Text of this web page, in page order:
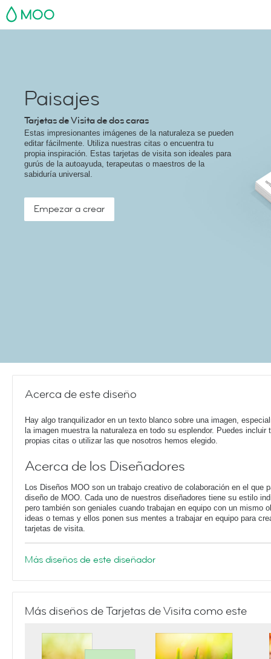
MOO
Paisajes
Tarjetas de Visita de dos caras
Estas impresionantes imágenes de la naturaleza se pueden
editar fácilmente. Utiliza nuestras citas o encuentra tu
propia inspiración. Estas tarjetas de visita son ideales para
gurús de la autoayuda, terapeutas o maestros de la
sabiduría universal.
Empezar a crear
Acerca de este diseño
Hay algo tranquilizador en un texto blanco sobre una imagen,
la imagen muestra la naturaleza en todo su esplendor. Puedes incluir
propias citas o utilizar las que nosotros hemos elegido.
Acerca de los Diseñadores
Los Diseños MOO son un trabajo creativo de colaboración en el que
diseño de MOO. Cada uno de nuestros diseñadores tiene su estilo
pero también son geniales cuando trabajan en equipo con un mismo
ideas o temas y ellos ponen sus mentes a trabajar en equipo para
tarjetas de visita.
Más diseños de este diseñador
Más diseños de Tarjetas de Visita como este